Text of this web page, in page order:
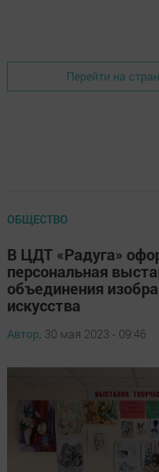
Перейти на
ОБЩЕСТВО
В ЦДТ «Радуга»
персональная
объединения
искусства
Автор, 30 мая 2023 - 09:46